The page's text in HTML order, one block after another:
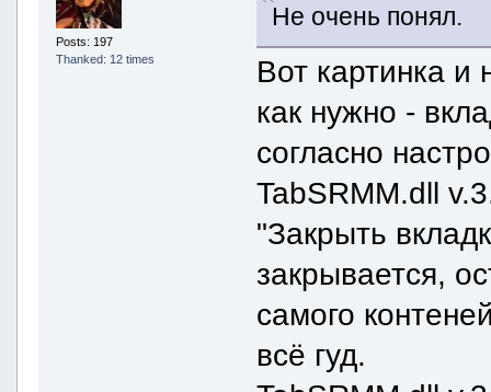
Posts: 197
Thanked: 12 times
Не очень понял.
Вот картинка и
как нужно -
согласно
TabSRMM.dll
"Закрыть
закрывается,
самого
всё гуд.